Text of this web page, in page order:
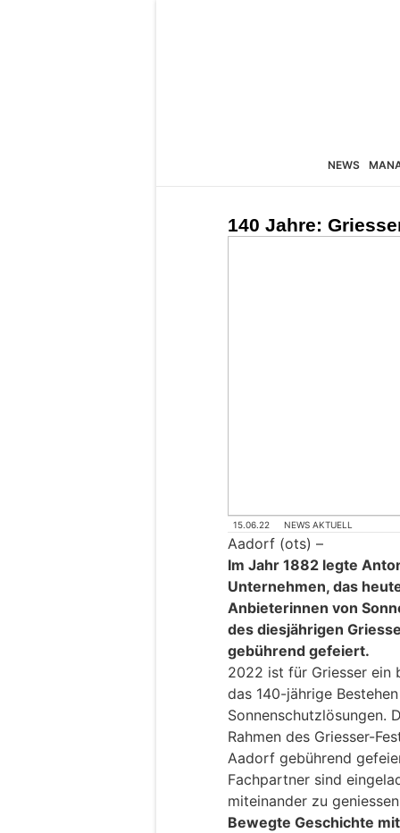
NEWS
140 Jahre:
15.06.22 NEWS AKTUELL
Aadorf (ots) –
Im Jahr 1882 legte
Unternehmen, das
Anbieterinnen von
des diesjährigen
gebührend gefeiert.
2022 ist für Griesser ein
das 140-jährige
Sonnenschutzlösungen.
Rahmen des Griesser-
Aadorf gebührend
Fachpartner sind
miteinander zu
Bewegte Geschichte